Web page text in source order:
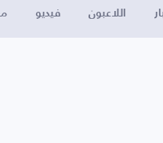
اللاعبون فيديو